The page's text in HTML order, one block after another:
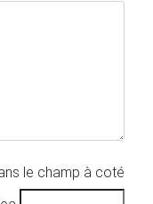
le champ à coté